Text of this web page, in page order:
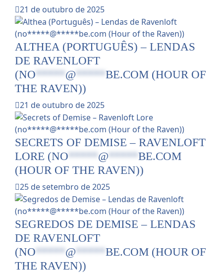
21 de outubro de 2025
ALTHEA (PORTUGUÊS) – LENDAS
DE RAVENLOFT
(NO*****@*****BE.COM (HOUR OF
THE RAVEN))
21 de outubro de 2025
SECRETS OF DEMISE – RAVENLOFT
LORE (NO*****@*****BE.COM
(HOUR OF THE RAVEN))
25 de setembro de 2025
SEGREDOS DE DEMISE – LENDAS
DE RAVENLOFT
(NO*****@*****BE.COM (HOUR OF
THE RAVEN))